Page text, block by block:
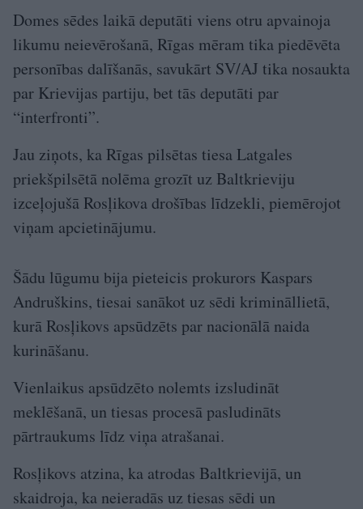
Domes sēdes laikā deputāti viens otru apvainoja
likumu neievērošanā, Rīgas mēram tika piedēvēta
personības dalīšanās, savukārt SV/AJ tika nosaukta
par Krievijas partiju, bet tās deputāti par
“interfronti”.
Jau ziņots, ka Rīgas pilsētas tiesa Latgales
priekšpilsētā nolēma grozīt uz Baltkrieviju
izceļojušā Rosļikova drošības līdzekli, piemērojot
viņam apcietinājumu.
Šādu lūgumu bija pieteicis prokurors Kaspars
Andruškins, tiesai sanākot uz sēdi krimināllietā,
kurā Rosļikovs apsūdzēts par nacionālā naida
kurināšanu.
Vienlaikus apsūdzēto nolemts izsludināt
meklēšanā, un tiesas procesā pasludināts
pārtraukums līdz viņa atrašanai.
Rosļikovs atzina, ka atrodas Baltkrievijā, un
skaidroja, ka neieradās uz tiesas sēdi un